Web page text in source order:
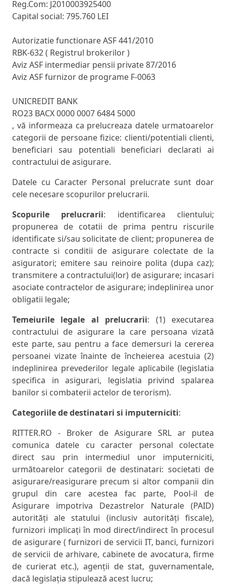
Reg.Com: J2010003925400
Capital social: 795.760 LEI
Autorizatie functionare ASF 441/2010
RBK-632 ( Registrul brokerilor )
Aviz ASF intermediar pensii private 87/2016
Aviz ASF furnizor de programe F-0063
UNICREDIT BANK
RO23 BACX 0000 0007 6484 5000
, vă informeaza ca prelucreaza datele urmatoarelor
categorii de persoane fizice: clienti/potentiali clienti,
beneficiari sau potentiali beneficiari declarati ai
contractului de asigurare.
Datele cu Caracter Personal prelucrate sunt doar
cele necesare scopurilor prelucrarii.
Scopurile prelucrarii: identificarea clientului;
propunerea de cotatii de prima pentru riscurile
identificate si/sau solicitate de client; propunerea de
contracte si conditii de asigurare colectate de la
asiguratori; emitere sau reinoire polita (dupa caz);
transmitere a contractului(lor) de asigurare; incasari
asociate contractelor de asigurare; indeplinirea unor
obligatii legale;
Temeiurile legale al prelucrarii: (1) executarea
contractului de asigurare la care persoana vizată
este parte, sau pentru a face demersuri la cererea
persoanei vizate înainte de încheierea acestuia (2)
indeplinirea prevederilor legale aplicabile (legislatia
specifica in asigurari, legislatia privind spalarea
banilor si combaterii actelor de terorism).
Categoriile de destinatari si imputerniciti:
RITTER.RO - Broker de Asigurare SRL ar putea
comunica datele cu caracter personal colectate
direct sau prin intermediul unor imputerniciti,
următoarelor categorii de destinatari: societati de
asigurare/reasigurare precum si altor companii din
grupul din care acestea fac parte, Pool-il de
Asigurare impotriva Dezastrelor Naturale (PAID)
autorități ale statului (inclusiv autorități fiscale),
furnizori implicați în mod direct/indirect în procesul
de asigurare ( furnizori de servicii IT, banci, furnizori
de servicii de arhivare, cabinete de avocatura, firme
de curierat etc.), agenții de stat, guvernamentale,
dacă legislația stipulează acest lucru;